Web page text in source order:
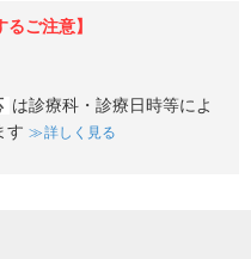
るご注意】
は診療科・診療日時等によ
す
詳しく見る